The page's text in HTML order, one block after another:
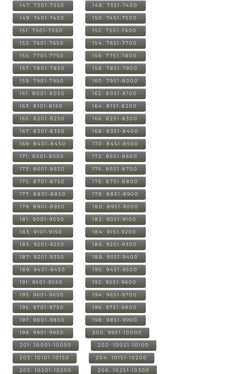
147: 7301-7350 148: 7351-7400
149: 7401-7450 150: 7451-7500
151: 7501-7550 152: 7551-7600
153: 7601-7650 154: 7651-7700
155: 7701-7750 156: 7751-7800
157: 7801-7850 158: 7851-7900
159: 7901-7950 160: 7951-8000
161: 8001-8050 162: 8051-8100
163: 8101-8150 164: 8151-8200
165: 8201-8250 166: 8251-8300
167: 8301-8350 168: 8351-8400
169: 8401-8450 170: 8451-8500
171: 8501-8550 172: 8551-8600
173: 8601-8650 174: 8651-8700
175: 8701-8750 176: 8751-8800
177: 8801-8850 178: 8851-8900
179: 8901-8950 180: 8951-9000
181: 9001-9050 182: 9051-9100
183: 9101-9150 184: 9151-9200
185: 9201-9250 186: 9251-9300
187: 9301-9350 188: 9351-9400
189: 9401-9450 190: 9451-9500
191: 9501-9550 192: 9551-9600
193: 9601-9650 194: 9651-9700
195: 9701-9750 196: 9751-9800
197: 9801-9850 198: 9851-9900
199: 9901-9950 200: 9951-10000
201: 10001-10050 202: 10051-10100
203: 10101-10150 204: 10151-10200
205: 10201-10250 206: 10251-10300